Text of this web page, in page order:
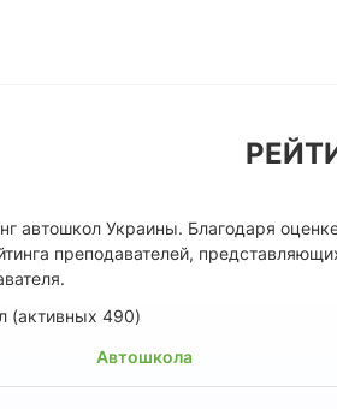
автошкол Украины. Благодаря
преподавателей,
(активных 490)
Автошкола